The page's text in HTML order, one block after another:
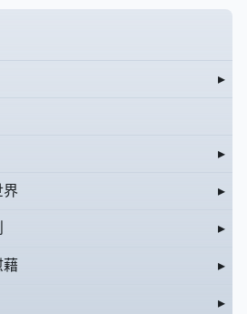
▸
▸
界 ▸
▸
藉 ▸
▸